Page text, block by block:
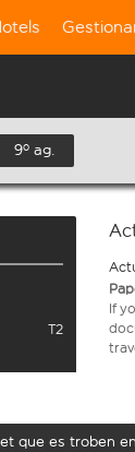
9º ag.
T2
If
que es troben